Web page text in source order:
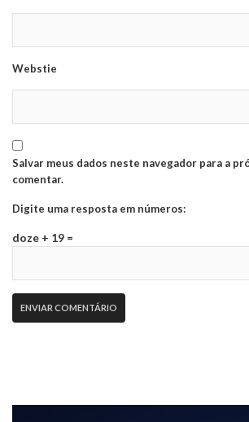
Webstie
Salvar meus dados neste navegador para a
comentar.
Digite uma resposta em números:
doze + 19 =